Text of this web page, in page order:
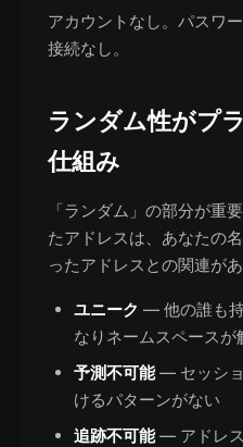
アカウントなし。パスワ
接続なし。
ランダム性がプ
仕組み
「ランダム」の部分が重
たアドレスは、あなたの
ったアドレスとの関連が
ユニーク — 他の誰も
なりネームスペースが
予測不可能— セッショ
けるパターンがない
追跡不可能— アドレス